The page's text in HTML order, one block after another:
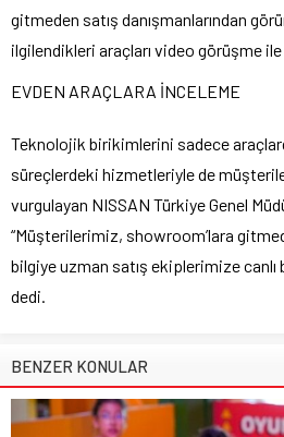
gitmeden satış danışmanlarından
ilgilendikleri araçları video görüşme
EVDEN ARAÇLARA İNCELEME
Teknolojik birikimlerini sadece
süreçlerdeki hizmetleriyle de
vurgulayan NISSAN Türkiye Genel
“Müşterilerimiz, showroom’lara
bilgiye uzman satış ekiplerimize
dedi.
BENZER KONULAR